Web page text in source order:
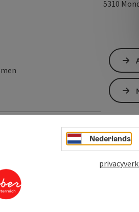
5310
Nederlands